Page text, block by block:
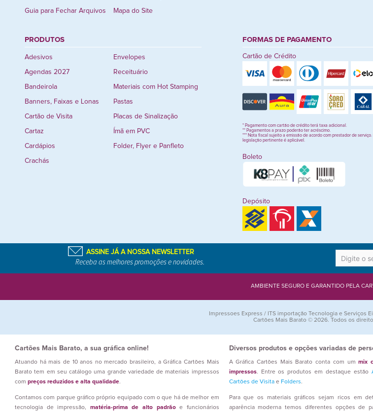
Guia para Fechar Arquivos Mapa do Site
PRODUTOS
Adesivos
Agendas 2027
Bandeirola
Banners, Faixas e Lonas
Cartão de Visita
Cartaz
Cardápios
Crachás
Envelopes
Receituário
Materiais com Hot Stamping
Pastas
Placas de Sinalização
Ímã em PVC
Folder, Flyer e Panfleto
FORMAS DE PAGAMENTO
Cartão de Crédito
* Pagamento com cartão de crédito terá taxa adicional.
** Pagamentos a prazo poderão ter acréscimo.
*** Nota fiscal sujeito a emissão de acordo com prestador de serviço.
legislação pertinente é aplicável.
Boleto
Depósito
ASSINE JÁ A NOSSA NEWSLETTER
Receba as melhores promoções e novidades.
AMBIENTE SEGURO E GARANTIDO PELA
Impressoes Express / ITS importação Tecnologia e Serviços
Cartões Mais Barato © 2026. Todos os
Cartões Mais Barato, a sua gráfica online!
Atuando há mais de 10 anos no mercado brasileiro, a Gráfica Cartões Mais
Barato tem em seu catálogo uma grande variedade de materiais impressos
com preços reduzidos e alta qualidade.
Contamos com parque gráfico próprio equipado com o que há de melhor em
tecnologia de impressão, matéria-prima de alto padrãoe funcionários
Diversos produtos e opções variadas de
A Gráfica Cartões Mais Barato conta com ummix
impressos. Entre os produtos em destaque estão
Cartões de Visitae Folders.
Para que os materiais gráficos sejam ricos em
aparência moderna temos diferentes opções de